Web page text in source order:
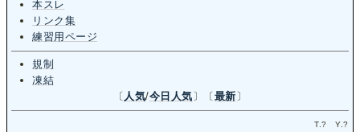
本スレ
リンク集
練習用ページ
規制
凍結
〔 人気/今日人気 〕〔 最新 〕
T.? Y.?